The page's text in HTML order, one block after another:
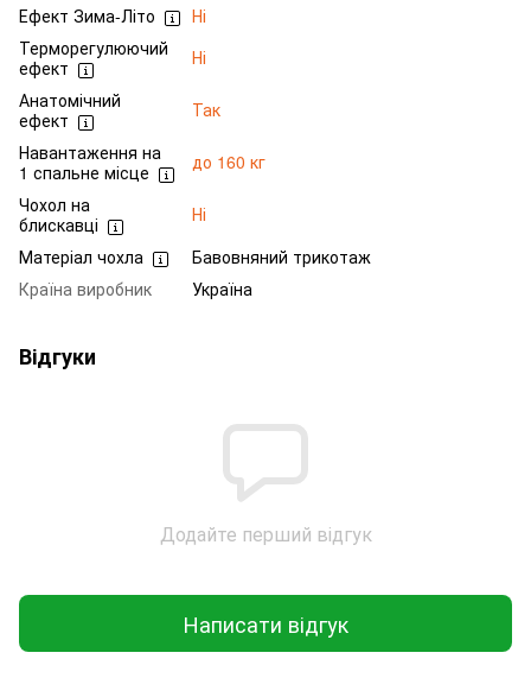
Ефект Зима-Літо
Ні
Терморегулюючий
ефект
Ні
Анатомічний
ефект
Так
Навантаження на
1 спальне місце
до 160 кг
Чохол на
блискавці
Ні
Матеріал чохла
Бавовняний трикотаж
Країна виробник
Україна
Відгуки
Додайте перший відгук
Написати відгук